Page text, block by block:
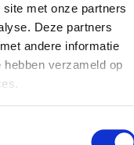
met onze partners
Deze partners
andere informatie
verzameld op
16.05.2022